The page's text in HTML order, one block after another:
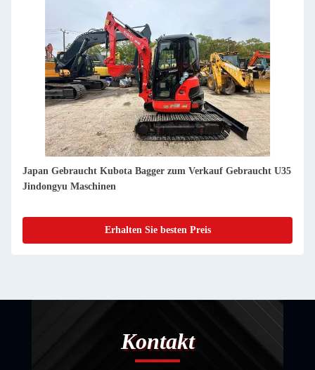
Japan Gebrauchtes Kubota Bagger zum Verkauf Gebraucht
U15 Jindongyu Maschinen
Erhalten Sie besten Preis
Kontakt